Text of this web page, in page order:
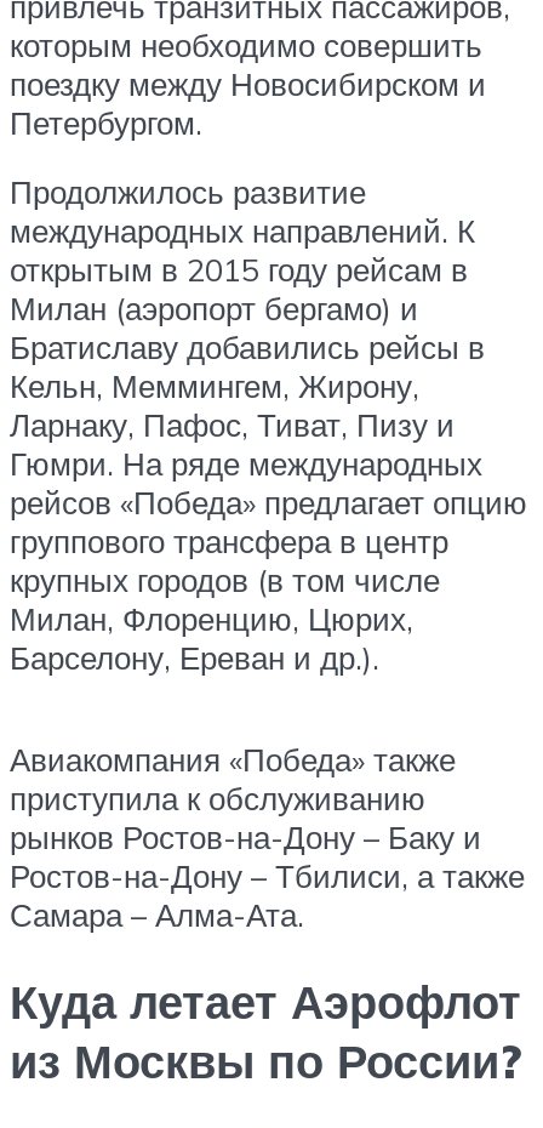
которым необходимо совершить
поездку между Новосибирском и
Петербургом.
Продолжилось развитие
международных направлений. К
открытым в 2015 году рейсам в
Милан (аэропорт бергамо) и
Братиславу добавились рейсы в
Кельн, Меммингем, Жирону,
Ларнаку, Пафос, Тиват, Пизу и
Гюмри. На ряде международных
рейсов «Победа» предлагает опцию
группового трансфера в центр
крупных городов (в том числе
Милан, Флоренцию, Цюрих,
Барселону, Ереван и др.).
Авиакомпания «Победа» также
приступила к обслуживанию
рынков Ростов-на-Дону – Баку и
Ростов-на-Дону – Тбилиси, а также
Самара – Алма-Ата.
Куда летает Аэрофлот
из Москвы по России?